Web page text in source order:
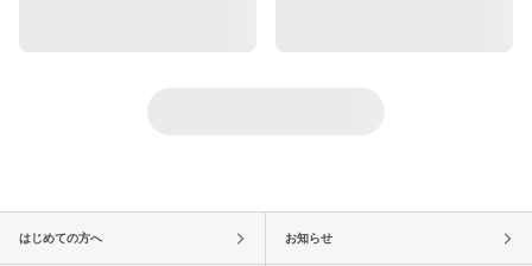
はじめての方へ お知らせ